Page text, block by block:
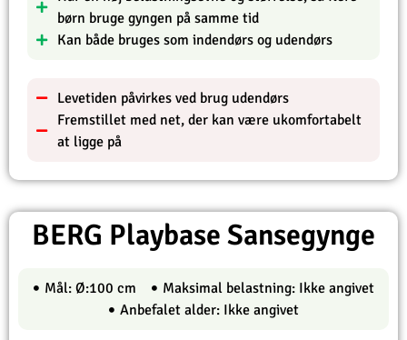
børn bruge gyngen på samme tid
Kan både bruges som indendørs og udendørs
Levetiden påvirkes ved brug udendørs
Fremstillet med net, der kan være ukomfortabelt
at ligge på
BERG Playbase Sansegynge
Mål: Ø:100 cm
Maksimal belastning: Ikke angivet
Anbefalet alder: Ikke angivet